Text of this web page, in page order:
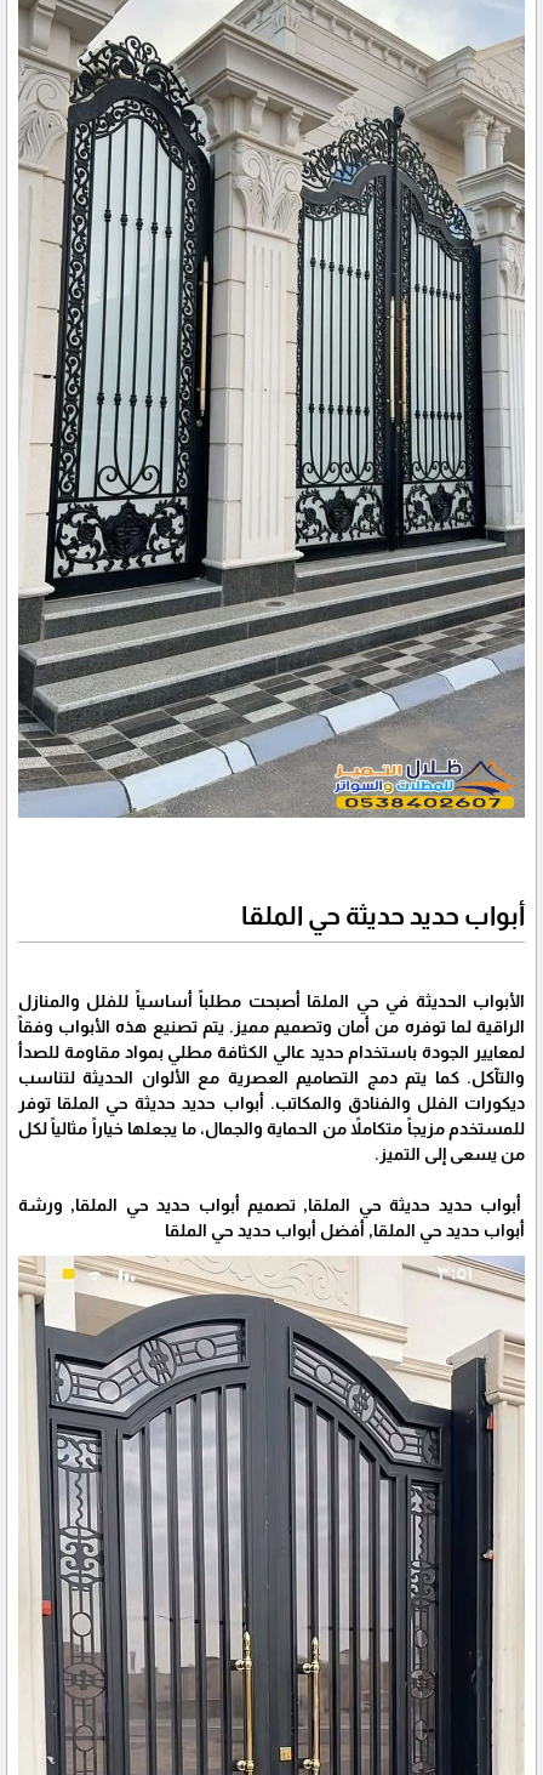
أبواب حديد حديثة حي الملقا
الأبواب الحديثة في حي الملقا أصبحت مطلباً أساسياً للفلل والمنازل
الراقية لما توفره من أمان وتصميم مميز. يتم تصنيع هذه الأبواب وفقاً
لمعايير الجودة باستخدام حديد عالي الكثافة مطلي بمواد مقاومة للصدأ
والتآكل. كما يتم دمج التصاميم العصرية مع الألوان الحديثة لتناسب
ديكورات الفلل والفنادق والمكاتب. أبواب حديد حديثة حي الملقا توفر
للمستخدم مزيجاً متكاملاً من الحماية والجمال، ما يجعلها خياراً مثالياً لكل
من يسعى إلى التميز.
أبواب حديد حديثة حي الملقا, تصميم أبواب حديد حي الملقا, ورشة
أبواب حديد حي الملقا, أفضل أبواب حديد حي الملقا